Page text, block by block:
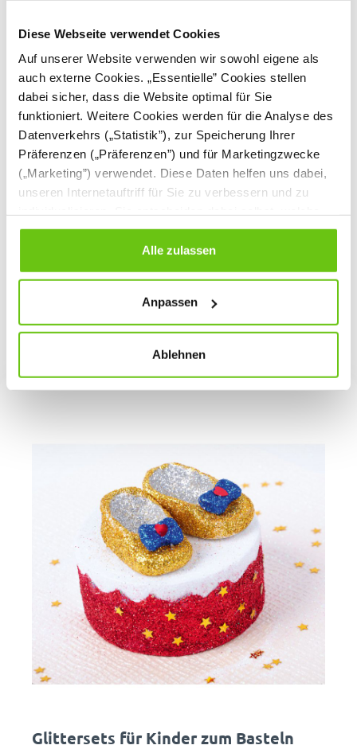
Diese Webseite verwendet Cookies
Auf unserer Website verwenden wir sowohl eigene als
auch externe Cookies. „Essentielle” Cookies stellen
dabei sicher, dass die Website optimal für Sie
funktioniert. Weitere Cookies werden für die Analyse des
Datenverkehrs („Statistik”), zur Speicherung Ihrer
Präferenzen („Präferenzen”) und für Marketingzwecke
(„Marketing”) verwendet. Diese Daten helfen uns dabei,
unseren Internetauftriff für Sie zu verbessern und zu
Cookies Sie erlauben. Verweigern Sie Ihre Zustimmung,
wählen Sie „Alle ablehnen” – in diesem Fall werden nur
Daten verarbeitet, die für den Besuch unserer Website
jederzeit ändern, indem Sie auf die Schaltfläche unten
links klicken. Weitere Informationen zur Datennutzung
Alle zulassen
Anpassen
Ablehnen
BIO-Glitter-Set, 6
Farben
Produktnummer: 523062
Glitter-Set BIO, 5 x 7
g
Produktnummer:300596
Glittersets für Kinder zum Basteln